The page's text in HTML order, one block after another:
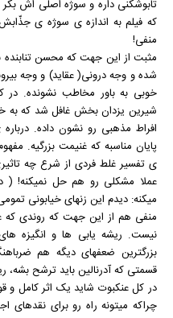
تابوشکنی داره و سوژه اصلی اش
که فیلم به اندازه ی سوژه ی
منفی!
مثبت از این جهت که محسن
شده و وجه درونی( عقاید) و وجه
خوبی به باور مخاطب نشونده. در
شیرین یزدان بخش غافل شد که به
افراط مذهبی رو نشون داده.
پایان مناسبه که غنیمت بزرگیه.
ی تفسیر غلط فردی از شرع چه
عملا مشکلی رو هم حل نمیکنه! (
میکنه: دیدم این زنهای خیابونی
منفی هم از این جهت که روندی که
نیست. ریشه یابی ها و انگیزه
بزرگترین ضعفهای دیگه هم
قسمتی که آدرنالین باید ترشح بشه،
در کل عنکبوت شاید یک اثر کامل و
چراکه میتونه راه رو برای نقدهای